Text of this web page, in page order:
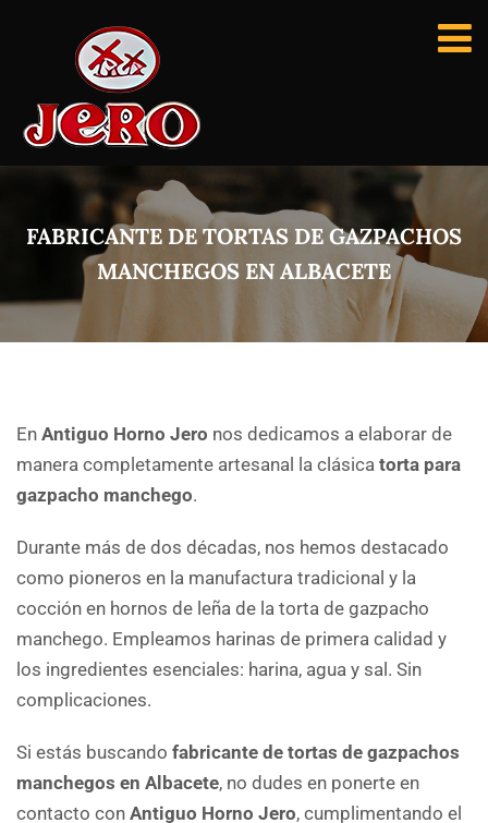
FABRICANTE DE TORTAS DE GAZPACHOS
MANCHEGOS EN ALBACETE
En Antiguo Horno Jero nos dedicamos a elaborar de
manera completamente artesanal la clásica torta para
gazpacho manchego.
Durante más de dos décadas, nos hemos destacado
como pioneros en la manufactura tradicional y la
cocción en hornos de leña de la torta de gazpacho
manchego. Empleamos harinas de primera calidad y
los ingredientes esenciales: harina, agua y sal. Sin
complicaciones.
Si estás buscando fabricante de tortas de gazpachos
manchegos en Albacete, no dudes en ponerte en
contacto con Antiguo Horno Jero, cumplimentando el